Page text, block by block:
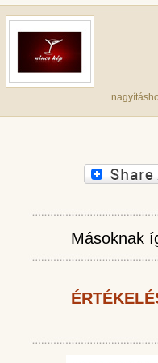
Másoknak